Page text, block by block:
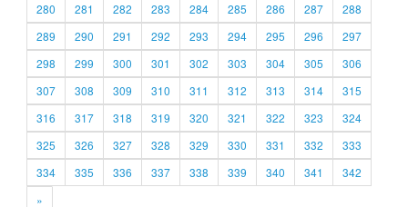
280
281 282 283 284 285 286 287
288
289
290 291 292 293 294 295 296
297
298
299 300 301 302 303 304 305
306
307
308 309 310 311 312 313 314
315
316
317 318 319 320 321 322 323
324
325
326 327 328 329 330 331 332
333
334
335 336 337 338 339 340 341
342
»